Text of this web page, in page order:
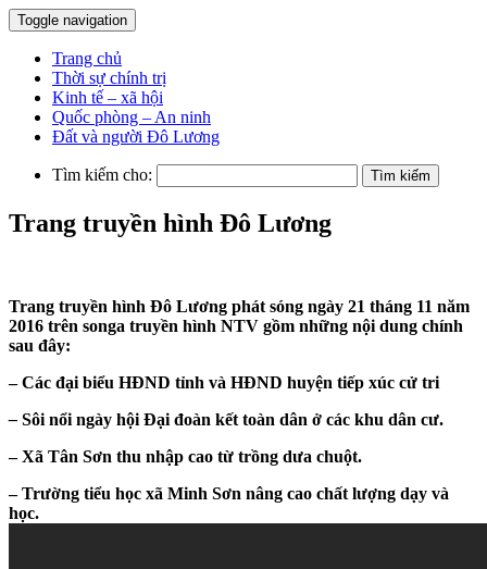
Toggle navigation
Trang chủ
Thời sự chính trị
Kinh tế – xã hội
Quốc phòng – An ninh
Đất và người Đô Lương
Tìm kiếm cho:
Trang truyền hình Đô Lương
Trang truyền hình Đô Lương phát sóng ngày 21 tháng 11 năm
2016 trên songa truyền hình NTV gồm những nội dung chính
sau đây:
– Các đại biểu HĐND tỉnh và HĐND huyện tiếp xúc cử tri
– Sôi nổi ngày hội Đại đoàn kết toàn dân ở các khu dân cư.
– Xã Tân Sơn thu nhập cao từ trồng dưa chuột.
– Trường tiểu học xã Minh Sơn nâng cao chất lượng dạy và
học.